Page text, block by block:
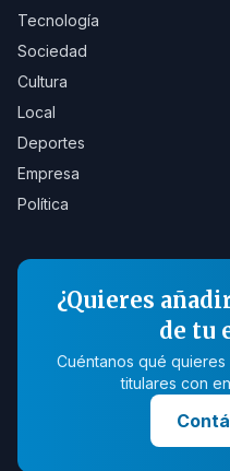
Tecnología
Sociedad
Cultura
Local
Deportes
Empresa
Política
¿Quieres
de tu
Cuéntanos qué
titulares con